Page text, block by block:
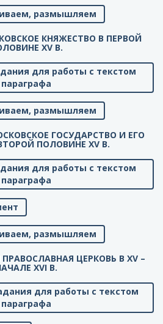
размышляем
КНЯЖЕСТВО В ПЕРВОЙ
XV В.
для работы с текстом
параграфа
размышляем
ГОСУДАРСТВО И ЕГО
ПОЛОВИНЕ XV В.
для работы с текстом
параграфа
размышляем
ПРАВОСЛАВНАЯ ЦЕРКОВЬ В XV –
XVI В.
для работы с текстом
параграфа